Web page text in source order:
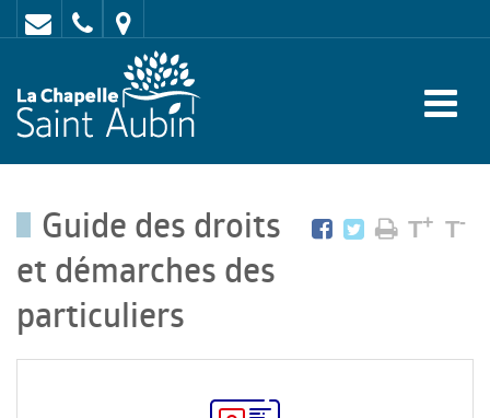
Contact
02
47
62
:
rue
de
-
LA
Guide des droits
et démarches des
particuliers
T+ T-